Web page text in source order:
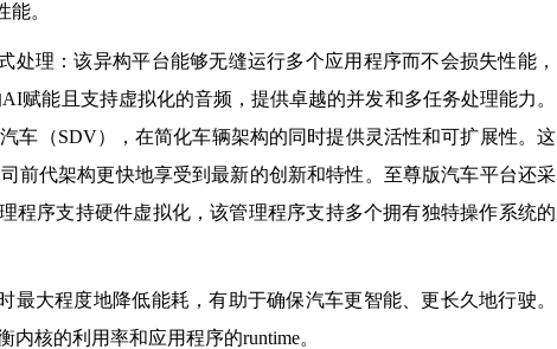
。
处理：该异构平台能够无缝运行多个应用程序而不会损失性能，
赋能且支持虚拟化的音频，提供卓越的并发和多任务处理能力。
车（SDV），在简化车辆架构的同时提供灵活性和可扩展性。这
前代架构更快地享受到最新的创新和特性。至尊版汽车平台还采
程序支持硬件虚拟化，该管理程序支持多个拥有独特操作系统的
大程度地降低能耗，有助于确保汽车更智能、更长久地行驶。
核的利用率和应用程序的runtime。